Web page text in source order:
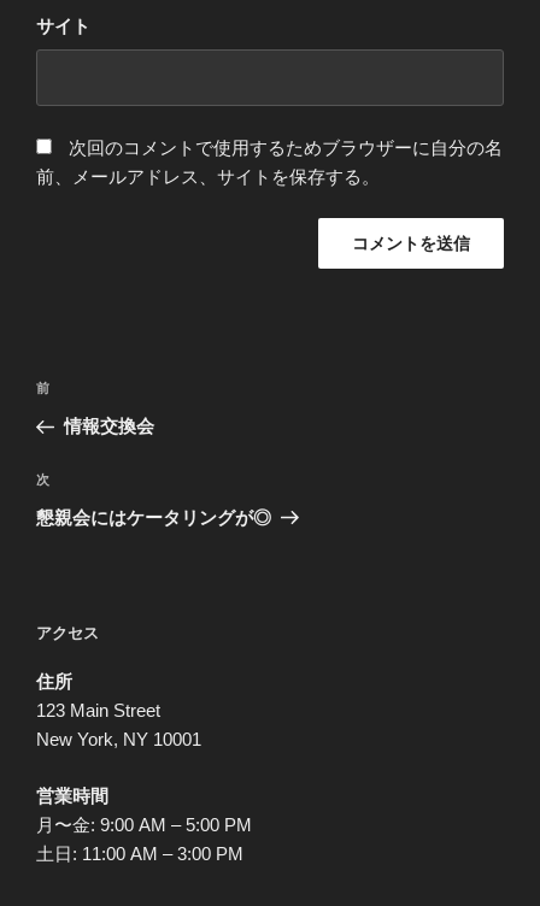
サイト
次回のコメントで使用するためブラウザーに自分の名
前、メールアドレス、サイトを保存する。
投
ナ
ビ
ゲ
ン
前
の
稿
前
情報交換会
次
の
次
懇親会にはケータリングが◎
アクセス
住所
123 Main Street
New York, NY 10001
営業時間
月〜金: 9:00 AM – 5:00 PM
土日: 11:00 AM – 3:00 PM